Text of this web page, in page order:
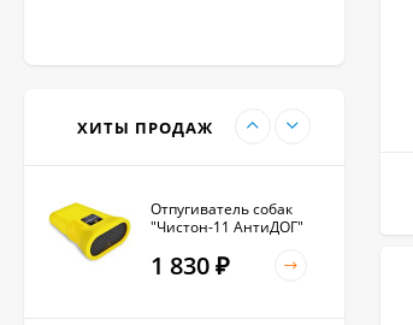
ХИТЫ ПРОДАЖ
Отпугиватель собак
"Чистон-11 АнтиДОГ"
1 830 ₽